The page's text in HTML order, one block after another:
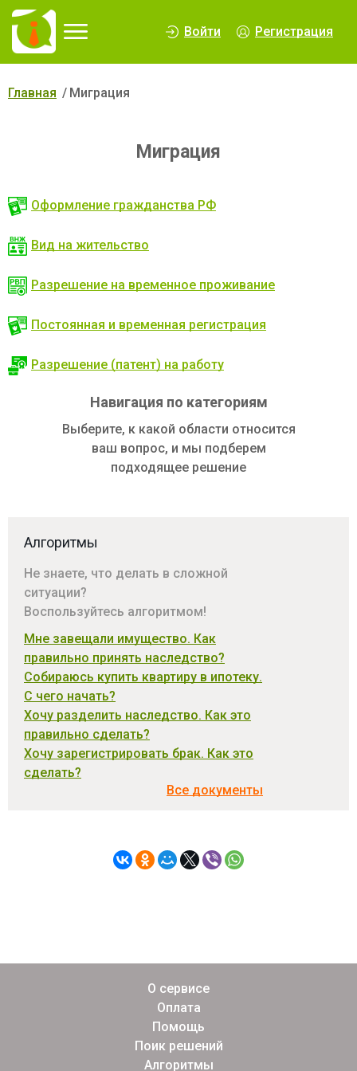
Войти Регистрация
Главная Миграция
Миграция
Оформление гражданства РФ
Вид на жительство
Разрешение на временное проживание
Постоянная и временная регистрация
Разрешение (патент) на работу
Навигация по категориям
Выберите, к какой области относится
ваш вопрос, и мы подберем
подходящее решение
Алгоритмы
Не знаете, что делать в сложной
ситуации?
Воспользуйтесь алгоритмом!
Мне завещали имущество. Как
правильно принять наследство?
Собираюсь купить квартиру в ипотеку.
С чего начать?
Хочу разделить наследство. Как это
правильно сделать?
Хочу зарегистрировать брак. Как это
сделать?
Все документы
О сервисе
Оплата
Помощь
Поик решений
Алгоритмы